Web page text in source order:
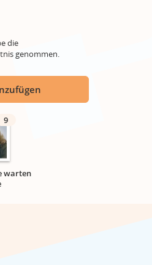
die
genommen.
9
warten